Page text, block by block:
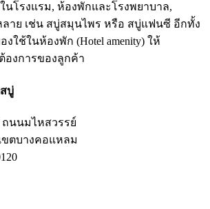
นโรงแรม, ห้องพักและโรงพยาบาล,
ย เช่น สบู่สมุนไพร หรือ สบู่แฟนซี อีกทั้ง
ใช้ในห้องพัก (Hotel amenity) ให้
งการของลูกค้า
บู่
นนมไหสวรรย์
ขตบางคอแหลม